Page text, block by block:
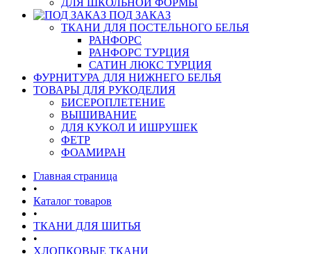
ДЛЯ ШКОЛЬНОЙ ФОРМЫ
ПОД ЗАКАЗ
ТКАНИ ДЛЯ ПОСТЕЛЬНОГО БЕЛЬЯ
РАНФОРС
РАНФОРС ТУРЦИЯ
САТИН ЛЮКС ТУРЦИЯ
ФУРНИТУРА ДЛЯ НИЖНЕГО БЕЛЬЯ
ТОВАРЫ ДЛЯ РУКОДЕЛИЯ
БИСЕРОПЛЕТЕНИЕ
ВЫШИВАНИЕ
ДЛЯ КУКОЛ И ИШРУШЕК
ФЕТР
ФОАМИРАН
Главная страница
•
Каталог товаров
•
ТКАНИ ДЛЯ ШИТЬЯ
•
ХЛОПКОВЫЕ ТКАНИ